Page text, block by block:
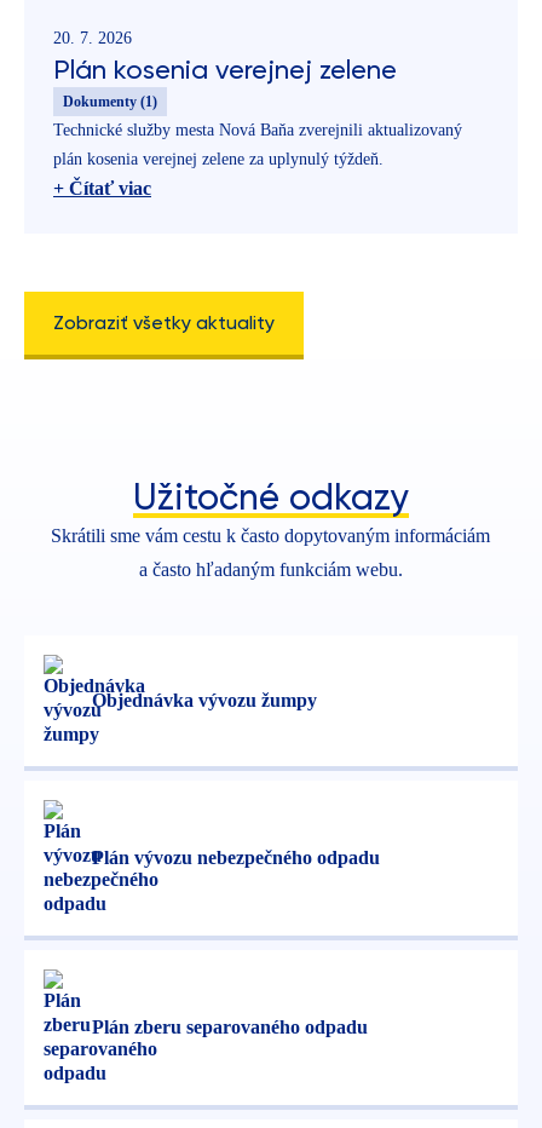
20. 7. 2026
Plán kosenia verejnej zelene
Dokumenty (1)
Technické služby mesta Nová Baňa zverejnili aktualizovaný
plán kosenia verejnej zelene za uplynulý týždeň.
+ Čítať viac
Plán kosenia verejnej zelene
Zobraziť všetky aktuality
Užitočné odkazy
Skrátili sme vám cestu k často dopytovaným informáciám
a často hľadaným funkciám webu.
Objednávka vývozu žumpy
Plán vývozu nebezpečného odpadu
Plán zberu separovaného odpadu